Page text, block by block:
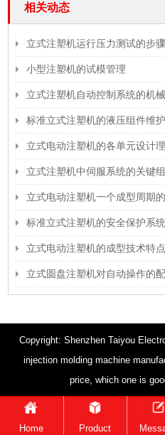
相关动态
立式注塑机运行压力测试的步骤
小型注塑机的试模管理
立式注塑机自动控制系统的机
标准立式注塑机的液压组件维
立式电动注塑机的各单元设计
立式注塑机中伺服系统的关键
立式电动注塑机一个成型周期
标准立式注塑机的安全保护系统
立式电动注塑机的成型技术特点
立式圆盘注塑机对自动操作的
Copyright: Shenzhen Taiyou
injection molding machine
price, which one is
Home Product